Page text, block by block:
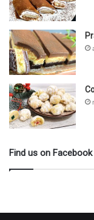
Find us on Facebook